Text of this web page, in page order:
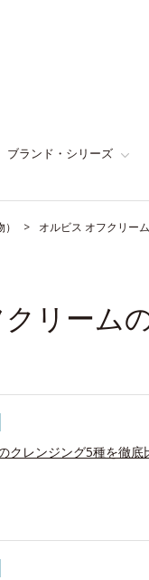
ブランド・シリーズ
オルビス オフクリー
リーム
クレンジング5種を徹底